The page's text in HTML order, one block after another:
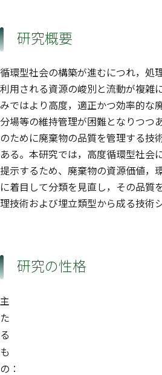
研究概要
循環型社会の構築が進むにつれ，処
利用される資源の峻別と流動が複雑
みではより高度，適正かつ効率的な
分場等の維持管理が困難となりつつ
のために廃棄物の品質を管理する技
ある。本研究では，高度循環型社会
提示するため、廃棄物の資源価値，
に着目して分類を見直し，その品質
理技術および埋立類型から成る技術
研究の性格
主
た
る
も
の：